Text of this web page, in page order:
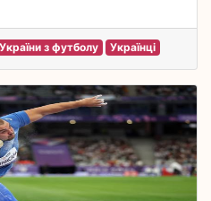
з футболу Українці